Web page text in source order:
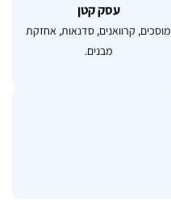
עסק קטן
מוסכים, קרוואנים, סדנאות, אחזקת
מבנים.